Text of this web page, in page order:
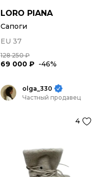
LORO PIANA
Сапоги
EU 37
128 250 ₽
69 000 ₽ -46%
olga_330
Частный продавец
4